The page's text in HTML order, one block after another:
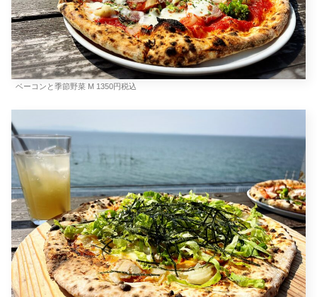
ベーコンと季節野菜 M 1350円税込